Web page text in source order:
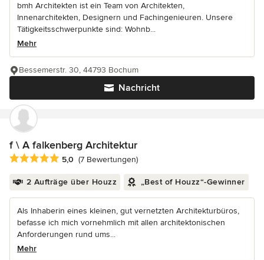
bmh Architekten ist ein Team von Architekten,
Innenarchitekten, Designern und Fachingenieuren. Unsere
Tätigkeitsschwerpunkte sind: Wohnb...
Mehr
Nachricht
Bessemerstr. 30, 44793 Bochum
f \ A falkenberg Architektur
Durchschnittliche Bewertung: 5 von 5 Sternen
5,0 (7 Bewertungen)
2 Aufträge über Houzz „Best of Houzz“-Gewinner
Als Inhaberin eines kleinen, gut vernetzten Architekturbüros,
befasse ich mich vornehmlich mit allen architektonischen
Anforderungen rund ums...
Mehr